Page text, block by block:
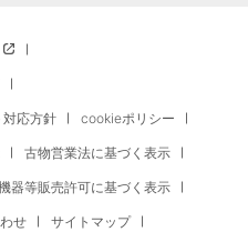
対応方針 cookieポリシー
古物営業法に基づく表示
器等販売許可に基づく表示
せ サイトマップ